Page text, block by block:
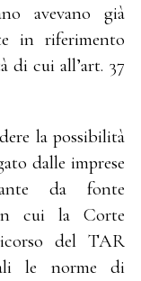
avevano già
in riferimento
di cui all’art. 37
la possibilità
dalle imprese
da fonte
cui la Corte
del TAR
le norme di